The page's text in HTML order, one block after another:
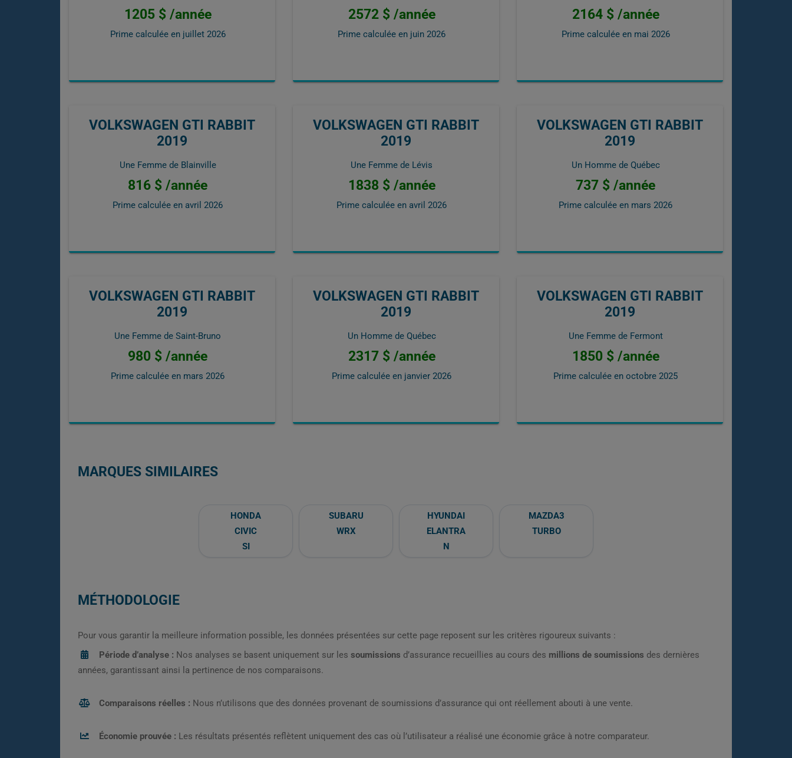
1205 $ /année
Prime calculée en juillet 2026
2572 $ /année
Prime calculée en juin 2026
2164 $ /année
Prime calculée en mai 2026
VOLKSWAGEN GTI RABBIT
2019
Une Femme de Blainville
816 $ /année
Prime calculée en avril 2026
VOLKSWAGEN GTI RABBIT
2019
Une Femme de Lévis
1838 $ /année
Prime calculée en avril 2026
VOLKSWAGEN GTI RABBIT
2019
Un Homme de Québec
737 $ /année
Prime calculée en mars 2026
VOLKSWAGEN GTI RABBIT
2019
Une Femme de Saint-Bruno
980 $ /année
Prime calculée en mars 2026
VOLKSWAGEN GTI RABBIT
2019
Un Homme de Québec
2317 $ /année
Prime calculée en janvier 2026
VOLKSWAGEN GTI RABBIT
2019
Une Femme de Fermont
1850 $ /année
Prime calculée en octobre 2025
MARQUES SIMILAIRES
HONDA
CIVIC
SI
SUBARU
WRX
HYUNDAI
ELANTRA
N
MAZDA3
TURBO
MÉTHODOLOGIE
Pour vous garantir la meilleure information possible, les données présentées sur cette page reposent sur les critères rigoureux suivants :
Période d’analyse : Nos analyses se basent uniquement sur les soumissions d’assurance recueillies au cours des millions de soumissions des dernières
années, garantissant ainsi la pertinence de nos comparaisons.
Comparaisons réelles : Nous n’utilisons que des données provenant de soumissions d’assurance qui ont réellement abouti à une vente.
Économie prouvée : Les résultats présentés reflètent uniquement des cas où l’utilisateur a réalisé une économie grâce à notre comparateur.